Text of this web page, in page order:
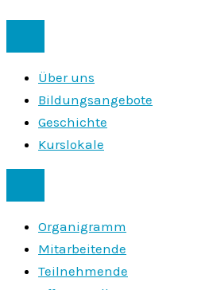
Über uns
Bildungsangebote
Geschichte
Kurslokale
Organigramm
Mitarbeitende
Teilnehmende